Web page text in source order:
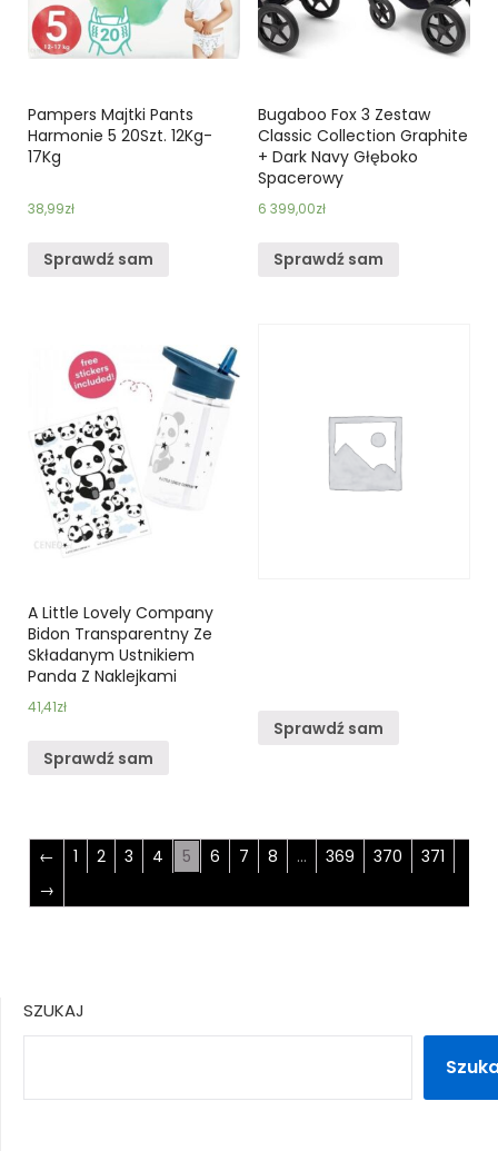
Pampers Majtki Pants
Harmonie 5 20Szt. 12Kg-
17Kg
38,99zł
Sprawdź sam
Bugaboo Fox 3 Zestaw
Classic Collection Graphite
+ Dark Navy Głęboko
Spacerowy
6 399,00zł
Sprawdź sam
A Little Lovely Company
Bidon Transparentny Ze
Składanym Ustnikiem
Panda Z Naklejkami
41,41zł
Sprawdź sam
Sprawdź sam
← 1 2 3 4 5 6 7 8 … 369 370
371
→
SZUKAJ